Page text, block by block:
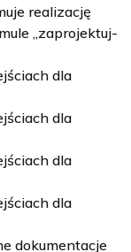
realizację
„zaprojektuj-
dla
dla
dla
dla
dokumentacje